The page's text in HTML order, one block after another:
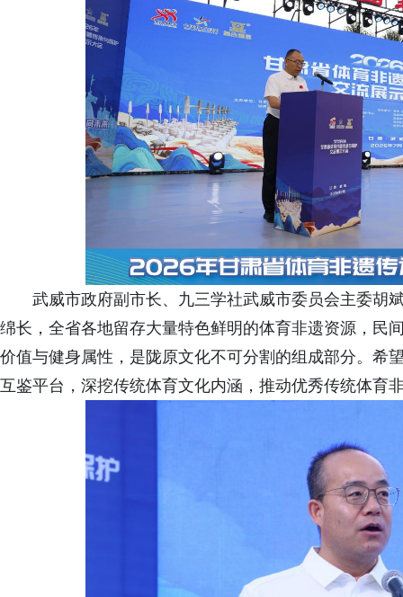
武威市政府副市长、九三学社武威市委员会主委胡
绵长，全省各地留存大量特色鲜明的体育非遗资源，民
价值与健身属性，是陇原文化不可分割的组成部分。希
互鉴平台，深挖传统体育文化内涵，推动优秀传统体育